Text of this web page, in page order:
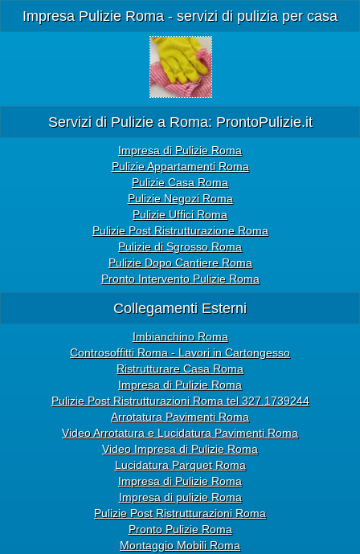
Impresa Pulizie Roma - servizi di pulizia per casa
Servizi di Pulizie a Roma: ProntoPulizie.it
Impresa di Pulizie Roma
Pulizie Appartamenti Roma
Pulizie Casa Roma
Pulizie Negozi Roma
Pulizie Uffici Roma
Pulizie Post Ristrutturazione Roma
Pulizie di Sgrosso Roma
Pulizie Dopo Cantiere Roma
Pronto Intervento Pulizie Roma
Collegamenti Esterni
Imbianchino Roma
Controsoffitti Roma - Lavori in Cartongesso
Ristrutturare Casa Roma
Impresa di Pulizie Roma
Pulizie Post Ristrutturazioni Roma tel 327.1739244
Arrotatura Pavimenti Roma
Video Arrotatura e Lucidatura Pavimenti Roma
Video Impresa di Pulizie Roma
Lucidatura Parquet Roma
Impresa di Pulizie Roma
Impresa di pulizie Roma
Pulizie Post Ristrutturazioni Roma
Pronto Pulizie Roma
Montaggio Mobili Roma